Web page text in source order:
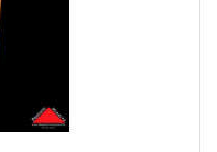
a completar a
dando a ele mais
dito. Uma vez que
podendo
rústica ou
atuar como uma